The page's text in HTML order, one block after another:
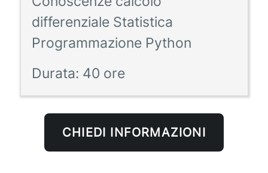
differenziale Statistica
Programmazione Python
Durata: 40 ore
CHIEDI INFORMAZIONI